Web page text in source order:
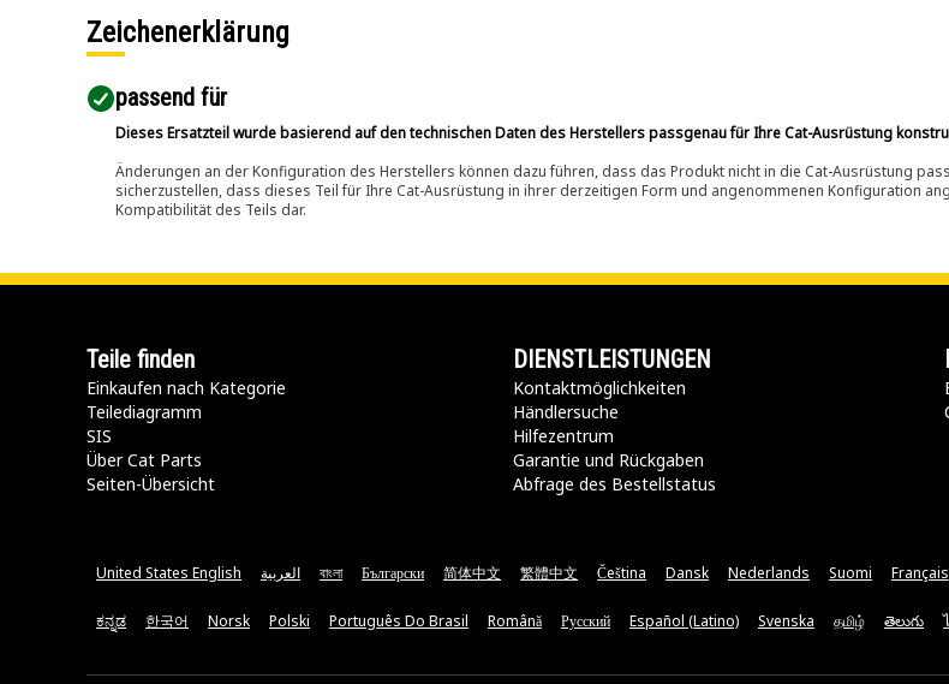
Zeichenerklärung
passend für​
Dieses Ersatzteil wurde basierend auf den technischen Daten des Herstellers passgenau für Ihre Cat-Ausrüstung
Änderungen an der Konfiguration des Herstellers können dazu führen, dass das Produkt nicht in die Cat-Ausrüstung
sicherzustellen, dass dieses Teil für Ihre Cat-Ausrüstung in ihrer derzeitigen Form und angenommenen Konfiguration
Kompatibilität des Teils dar.
Teile finden
Einkaufen nach Kategorie
Teilediagramm
SIS
Über Cat Parts
Seiten-Übersicht
DIENSTLEISTUNGEN
Kontaktmöglichkeiten​
Händlersuche
Hilfezentrum
Garantie und Rückgaben
Abfrage des Bestellstatus
United States English العربية বাংলা Български 简体中文 繁體中文 Čeština Dansk Nederlands Suomi Français
ಕನ್ನಡ 한국어 Norsk Polski Português Do Brasil Română Русский Español (Latino) Svenska தமிழ் తెలుగు